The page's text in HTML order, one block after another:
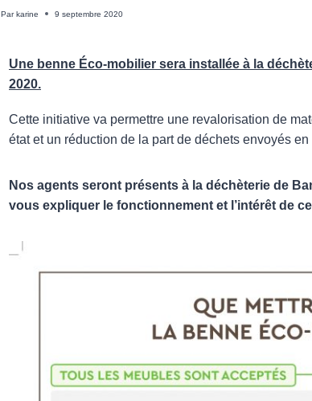
Par karine 9 septembre 2020
Une benne Éco-mobilier sera installée à la
2020.
Cette initiative va permettre une revalorisation de
état et un réduction de la part de déchets envoyés en
Nos agents seront présents à la déchèterie de
vous expliquer le fonctionnement et l’intérêt de